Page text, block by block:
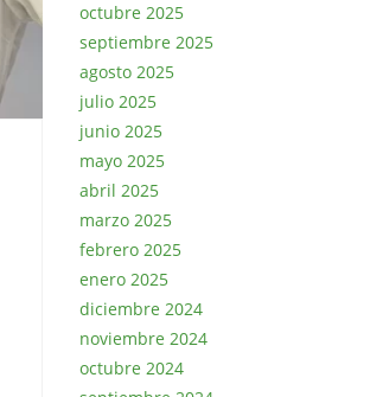
octubre 2025
septiembre 2025
agosto 2025
julio 2025
junio 2025
mayo 2025
abril 2025
marzo 2025
febrero 2025
enero 2025
diciembre 2024
noviembre 2024
octubre 2024